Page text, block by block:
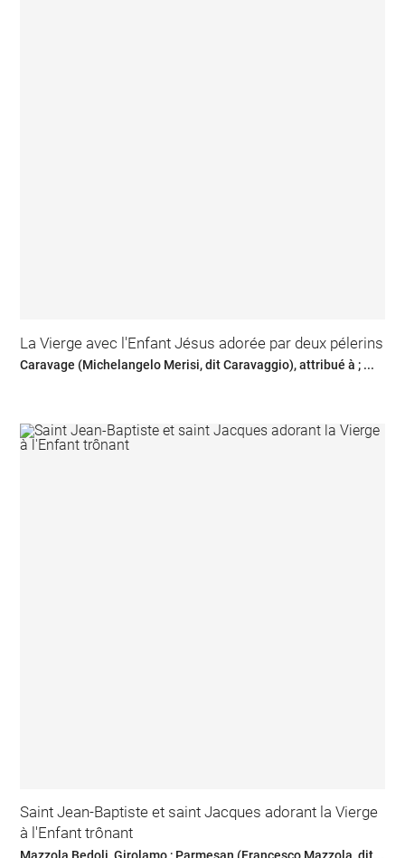
La Vierge avec l'Enfant Jésus adorée par deux pélerins
Caravage (Michelangelo Merisi, dit Caravaggio), attribué à ; ...
Saint Jean-Baptiste et saint Jacques adorant la Vierge
à l'Enfant trônant
Mazzola Bedoli, Girolamo ; Parmesan (Francesco Mazzola, dit...